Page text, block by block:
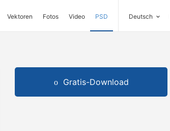
Vektoren Fotos Video PSD Deutsch
Gratis-Download